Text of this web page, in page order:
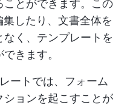
とができます。この
したり、文書全体を
く、テンプレートを
きます。
ートでは、フォーム
ョンを起こすことが